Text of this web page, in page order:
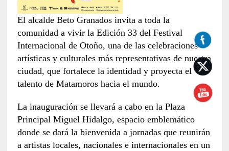
El alcalde Beto Granados invita a toda la
comunidad a vivir la Edición 33 del Festival
Internacional de Otoño, una de las celebraciones
artísticas y culturales más representativas de nuestra
ciudad, que fortalece la identidad y proyecta el
talento de Matamoros hacia el mundo.
La inauguración se llevará a cabo en la Plaza
Principal Miguel Hidalgo, espacio emblemático
donde se dará la bienvenida a jornadas que reunirán
a artistas locales, nacionales e internacionales en un